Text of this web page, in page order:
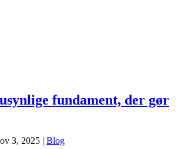
fundament, der gør
3, 2025 | Blog